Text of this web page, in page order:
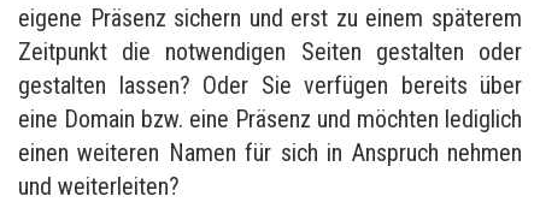
eigene Präsenz sichern und erst zu einem späterem
Zeitpunkt die notwendigen Seiten gestalten oder
gestalten lassen? Oder Sie verfügen bereits über
eine Domain bzw. eine Präsenz und möchten lediglich
einen weiteren Namen für sich in Anspruch nehmen
und weiterleiten?